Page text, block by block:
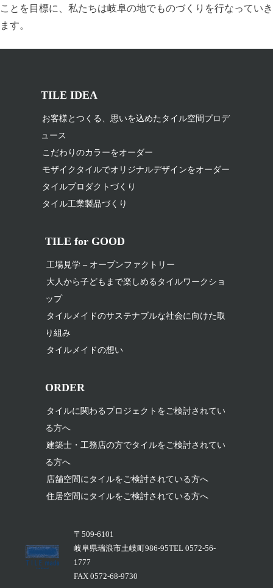
ことを目標に、私たちは岐阜の地でものづくりを行なっていき
ます。
TILE IDEA
お客様とつくる、思いを込めたタイル空間プロデ
ュース
こだわりのカラーをオーダー
モザイクタイルでオリジナルデザインをオーダー
タイルプロダクトづくり
タイル工業製品づくり
TILE for GOOD
工場見学 – オープンファクトリー
大人から子どもまで楽しめるタイルワークショ
ップ
タイルメイドのサステナブルな社会に向けた取
り組み
タイルメイドの想い
ORDER
タイルに関わるプロジェクトをご検討されてい
る方へ
建築士・工務店の方でタイルをご検討されてい
る方へ
店舗空間にタイルをご検討されている方へ
住居空間にタイルをご検討されている方へ
〒509-6101
岐阜県瑞浪市土岐町986-95TEL 0572-56-
1777
FAX 0572-68-9730